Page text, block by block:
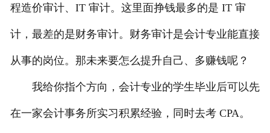
程造价审计、IT 审计。这里面挣钱最多的是 IT 审
计，最差的是财务审计。财务审计是会计专业能直接
从事的岗位。那未来要怎么提升自己、多赚钱呢？
我给你指个方向，会计专业的学生毕业后可以先
在一家会计事务所实习积累经验，同时去考 CPA。